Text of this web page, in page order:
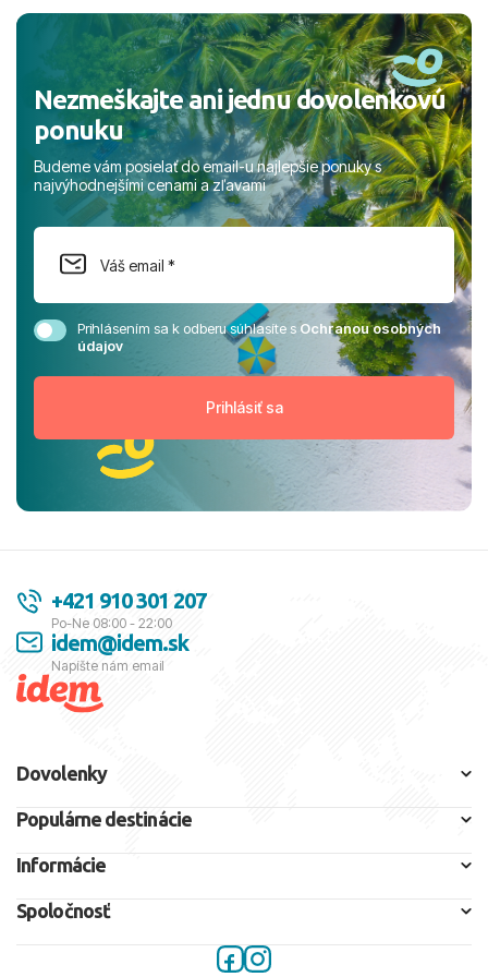
Nezmeškajte ani jednu dovolenkovú
ponuku
Budeme vám posielať do email-u najlepšie ponuky s
najvýhodnejšími cenami a zľavami
Prihlásením sa k odberu súhlasíte sOchranou osobných
údajov
+421 910 301 207
Po-Ne 08:00 - 22:00
idem@idem.sk
Napíšte nám email
Dovolenky
Populárne destinácie
Informácie
Spoločnosť